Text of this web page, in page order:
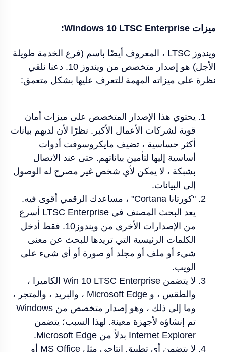
ميزات Windows 10 LTSC Enterprise:
ويندوز LTSC ، المعروف أيضًا باسم (فرع الخدمة طويلة
الأجل) هو إصدار متخصص من ويندوز 10. دعنا نلقي
نظرة على ميزاته المهمة للتعرف عليها بشكل متعمق:
يحتوي هذا الإصدار المتخصص على ميزات أمان
قوية لشركات الأعمال الأكبر. نظرًا لأن لديهم بيانات
أكثر حساسية ، تضيف مايكروسوفت أدوات
أساسية إليها لتأمين بياناتهم. حتى عند الاتصال
بشبكة ، لا يمكن لأي شخص غير مصرح له الوصول
إلى البيانات.
"كورتانا Cortana" ، مساعدك الرقمي أقوى فيه.
يعد البحث المصنف في LTSC Enterprise أسرع
من الإصدارات الأخرى من ويندوز10. فقط أدخل
الكلمات الرئيسية التي تريدها للبحث عن معنى
شيء أو ملف أو مجلد أو صورة أو أي شيء على
الويب.
لا يتضمن Win 10 LTSC Enterprise الكاميرا ،
والطقس ، و Microsoft Edge ، والبريد ، والمتجر ،
وما إلى ذلك ، وهو إصدار متخصص من Windows
تم إنشاؤه لأجهزة معينة. لهذا السبب؛ يتضمن
Internet Explorer بدلاً من Microsoft Edge.
لا يتضمن أي تطبيق إنتاجي مثل MS Office أو